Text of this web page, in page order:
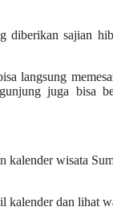
diberikan sajian
langsung
juga bisa
wisata
kalender dan lihat